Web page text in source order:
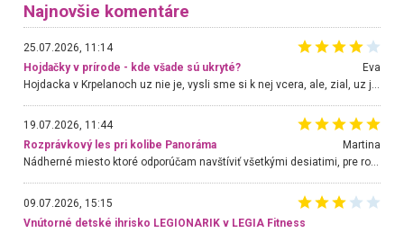
Najnovšie komentáre
25.07.2026, 11:14
Hojdačky v prírode - kde všade sú ukryté?
Eva
19.07.2026, 11:44
Rozprávkový les pri kolibe Panoráma
Martina
Nádherné miesto ktoré odporúčam navštíviť všetkými desiatimi, pre rodiny s deťmi, dôchodcom... Proste a jednoducho ozaj rozprávkový les.. určite ešte prídeme. Odniesli sme si na pamiatku krásne tričká,
09.07.2026, 15:15
Vnútorné detské ihrisko LEGIONARIK v LEGIA Fitness